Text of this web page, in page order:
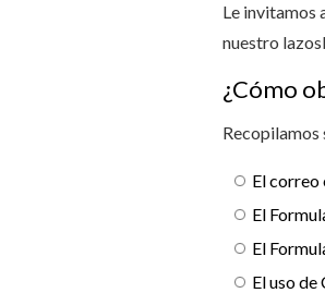
Le invitamos
nuestro
¿Cómo
Recopilamos
El correo
El
El
El uso de